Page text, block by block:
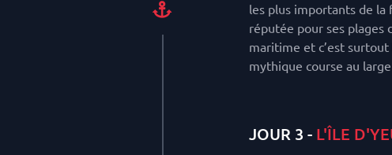
les plus importants de la
réputée pour ses plages
maritime et c’est
mythique course au
JOUR 3 - L'ÎLE